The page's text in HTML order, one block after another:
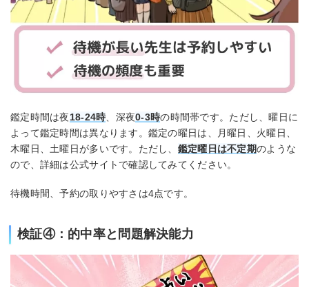
鑑定時間は夜18-24時 、深夜0-3時の時間帯です。ただし、曜日に
よって鑑定時間は異なります。鑑定の曜日は、月曜日、火曜日、
木曜日、土曜日が多いです。ただし、 鑑定曜日は不定期のような
ので、詳細は公式サイトで確認してみてください。
待機時間、予約の取りやすさは4点です。
検証④：的中率と問題解決能力